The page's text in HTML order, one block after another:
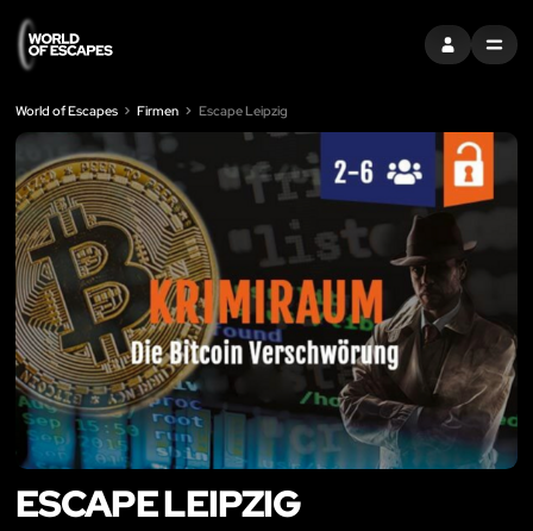
EINTRAGEN
MENU
World of Escapes Firmen Escape Leipzig
ESCAPE LEIPZIG